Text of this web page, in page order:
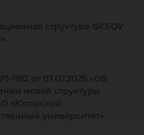
структура ФГБОУ
1182 от 07.07.2026 «Об
новой структуры
«Югорский
университет»